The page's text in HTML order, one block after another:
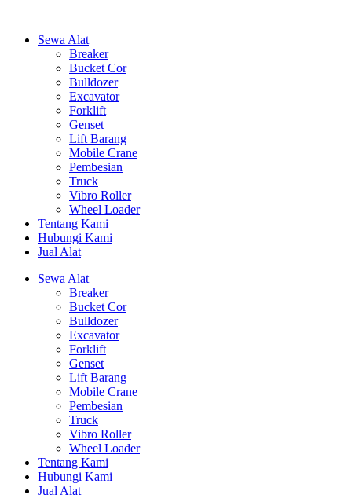
Sewa Alat
Breaker
Bucket Cor
Bulldozer
Excavator
Forklift
Genset
Lift Barang
Mobile Crane
Pembesian
Truck
Vibro Roller
Wheel Loader
Tentang Kami
Hubungi Kami
Jual Alat
Sewa Alat
Breaker
Bucket Cor
Bulldozer
Excavator
Forklift
Genset
Lift Barang
Mobile Crane
Pembesian
Truck
Vibro Roller
Wheel Loader
Tentang Kami
Hubungi Kami
Jual Alat